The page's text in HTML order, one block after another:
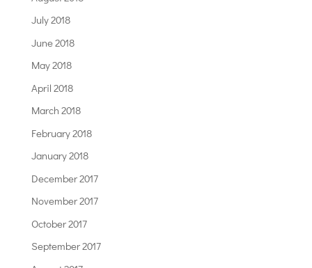
July 2018
June 2018
May 2018
April 2018
March 2018
February 2018
January 2018
December 2017
November 2017
October 2017
September 2017